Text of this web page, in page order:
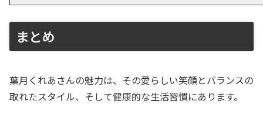
まとめ
葉月くれあさんの魅力は、その愛らしい笑顔とバランスの
取れたスタイル、そして健康的な生活習慣にあります。